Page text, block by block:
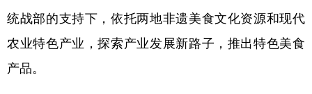
统战部的支持下，依托两地非遗美食文化资源和现代
农业特色产业，探索产业发展新路子，推出特色美食
产品。